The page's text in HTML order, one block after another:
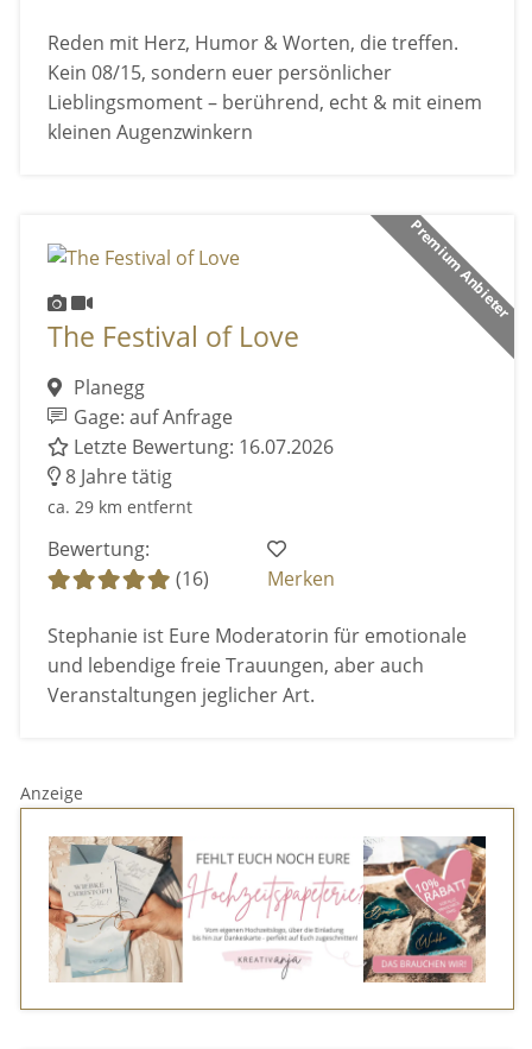
Reden mit Herz, Humor & Worten, die treffen.
Kein 08/15, sondern euer persönlicher
Lieblingsmoment – berührend, echt & mit einem
kleinen Augenzwinkern
Premium Anbieter
The Festival of Love
Planegg
Gage: auf Anfrage
Letzte Bewertung: 16.07.2026
8 Jahre tätig
ca. 29 km entfernt
Bewertung:
(16)
Merken
Stephanie ist Eure Moderatorin für emotionale
und lebendige freie Trauungen, aber auch
Veranstaltungen jeglicher Art.
Anzeige